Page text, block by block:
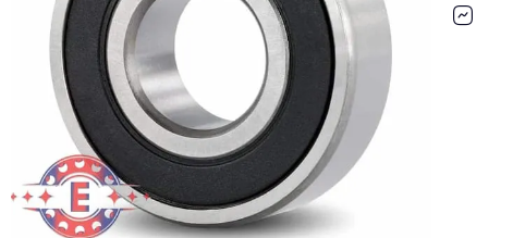
بلبرینگ شعاعی
بلبرینگ شعاعی ( UC )
بلبرینگ شعاعی کروی ( قل قلی )